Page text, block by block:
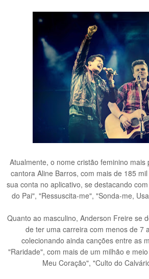
Atualmente, o nome cristão feminino mais
cantora Aline Barros, com mais de 185
sua conta no aplicativo, se destacando
do Pai", "Ressuscita-me", "Sonda-me,
Quanto ao masculino, Anderson Freire se
de ter uma carreira com menos de 7
colecionando ainda canções entre as
"Raridade", com mais de um milhão e
Meu Coração", "Culto do